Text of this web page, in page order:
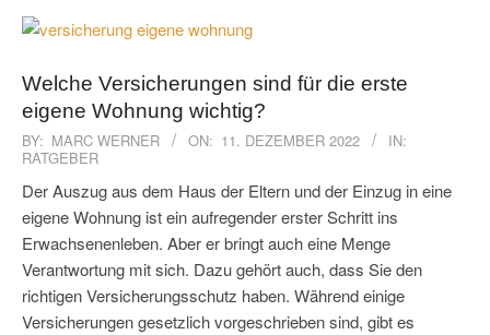
Welche Versicherungen sind für die erste
eigene Wohnung wichtig?
2022-
12-
11
BY: MARC WERNER ON: 11. DEZEMBER 2022
IN:
RATGEBER
Der Auszug aus dem Haus der Eltern und der Einzug in eine
eigene Wohnung ist ein aufregender erster Schritt ins
Erwachsenenleben. Aber er bringt auch eine Menge
Verantwortung mit sich. Dazu gehört auch, dass Sie den
richtigen Versicherungsschutz haben. Während einige
Versicherungen gesetzlich vorgeschrieben sind, gibt es